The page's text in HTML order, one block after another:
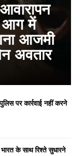
आग में
आजमी
अवतार
पर कार्रवाई नहीं करने
के साथ रिश्ते सुधारने